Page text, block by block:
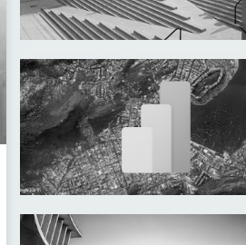
Pesquisa automatizada de
dados de mercado - parte 2:
Tratamento de dados no
Power BI
O que são Fundos de